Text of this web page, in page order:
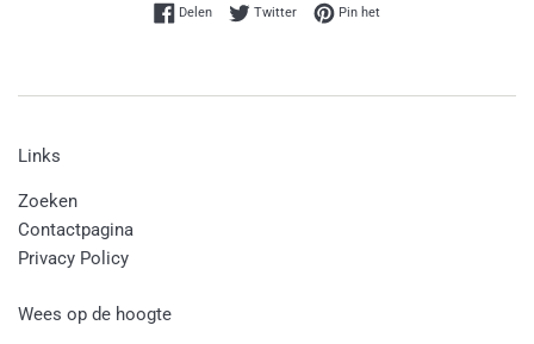
DelenDelen op Facebook
TwitterTwitteren op Twitter
Pin hetPinnen op Pinterest
Links
Zoeken
Contactpagina
Privacy Policy
Wees op de hoogte